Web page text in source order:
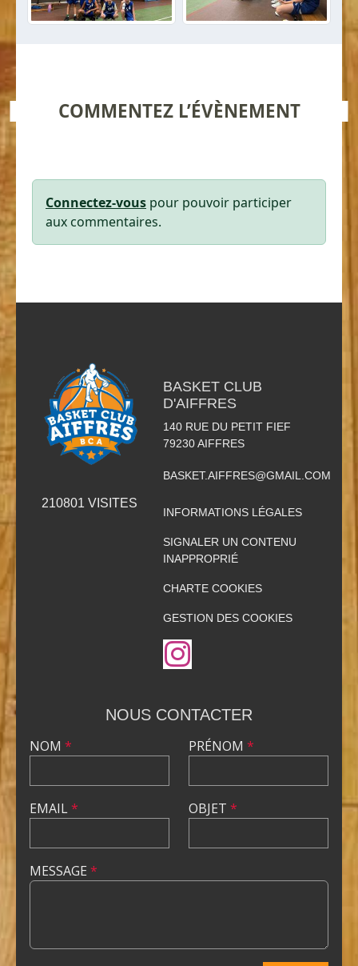
COMMENTEZ L’ÉVÈNEMENT
Connectez-vous pour pouvoir participer
aux commentaires.
210801 VISITES
BASKET CLUB
D'AIFFRES
140 RUE DU PETIT FIEF
79230AIFFRES
BASKET.AIFFRES@GMAIL.COM
INFORMATIONS LÉGALES
SIGNALER UN CONTENU
INAPPROPRIÉ
CHARTE COOKIES
GESTION DES COOKIES
NOUS CONTACTER
NOM *
EMAIL*
PRÉNOM *
OBJET *
MESSAGE *